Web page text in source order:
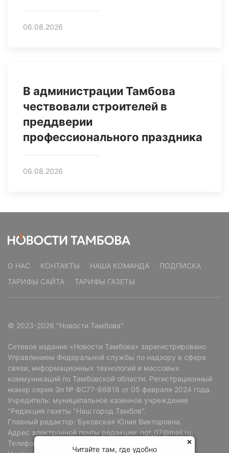
06.08.2026
В администрации Тамбова
чествовали строителей в
преддверии
профессионального праздника
06.08.2026
О НАС КОНТАКТЫ НАША КОМАНДА
ПОДПИСКА
ТАРИФЫ САЙТА
ТАРИФЫ ГАЗЕТЫ
© 2023-2026 "Новости Тамбова"
Сетевое издание «Новости Тамбова» зарегистрировано
Управлением Федеральной службы по надзору в сфере
связи, информационных технологий и массовых
коммуникаций по Тамбовской области. Регистрационный
номер серия Эл № ФС77-86818 от 05 февраля 2024 года.
Учредитель: муниципальное казенное учреждение
"Редакция газеты "Наш город Тамбов".
Главный редактор: Буковская Юлия Викторовна.
Адрес электронной почты редакции: ngt_07@mail.ru.
Телефон редакции: +7 (4752) 72-69-37.
Читайте там, где удобно